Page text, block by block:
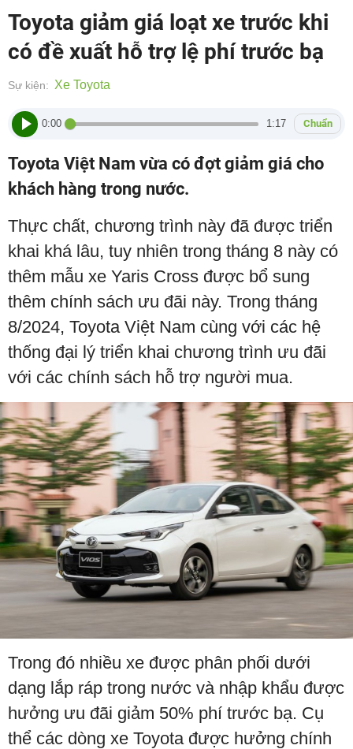
Toyota giảm giá loạt xe trước khi
có đề xuất hỗ trợ lệ phí trước bạ
Sự kiện: Xe Toyota
0:00 1:17 Chuẩn
Toyota Việt Nam vừa có đợt giảm giá cho
khách hàng trong nước.
Thực chất, chương trình này đã được triển
khai khá lâu, tuy nhiên trong tháng 8 này có
thêm mẫu xe Yaris Cross được bổ sung
thêm chính sách ưu đãi này. Trong tháng
8/2024, Toyota Việt Nam cùng với các hệ
thống đại lý triển khai chương trình ưu đãi
với các chính sách hỗ trợ người mua.
Trong đó nhiều xe được phân phối dưới
dạng lắp ráp trong nước và nhập khẩu được
hưởng ưu đãi giảm 50% phí trước bạ. Cụ
thể các dòng xe Toyota được hưởng chính